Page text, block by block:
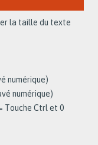
la taille du texte
numérique)
numérique)
Touche Ctrl et 0